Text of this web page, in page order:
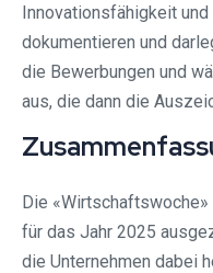
Innovationsfähigkeit
dokumentieren und
die Bewerbungen und
aus, die dann die
Die
für das Jahr 2025
die Unternehmen dabei